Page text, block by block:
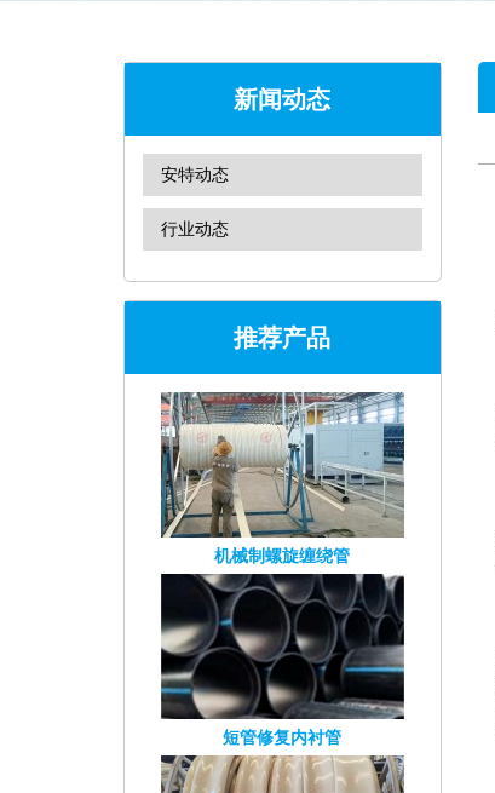
新闻动态
安特动态
行业动态
推荐产品
机械制螺旋缠绕管
短管修复内衬管